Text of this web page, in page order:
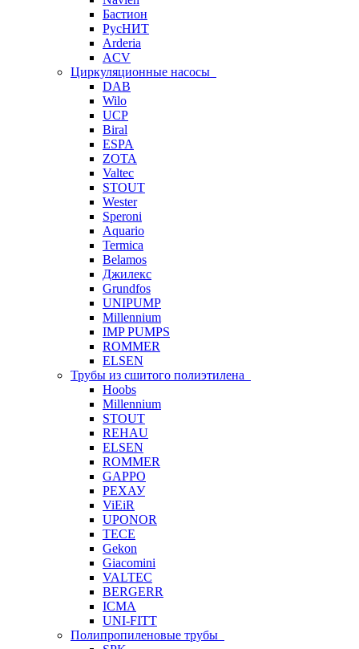
Бастион
РусНИТ
Arderia
ACV
Циркуляционные насосы
DAB
Wilo
UCP
Biral
ESPA
ZOTA
Valtec
STOUT
Wester
Speroni
Aquario
Termica
Belamos
Джилекс
Grundfos
UNIPUMP
Millennium
IMP PUMPS
ROMMER
ELSEN
Трубы из сшитого полиэтилена
Hoobs
Millennium
STOUT
REHAU
ELSEN
ROMMER
GAPPO
РЕХАУ
ViEiR
UPONOR
TECE
Gekon
Giacomini
VALTEC
BERGERR
ICMA
UNI-FITT
Полипропиленовые трубы